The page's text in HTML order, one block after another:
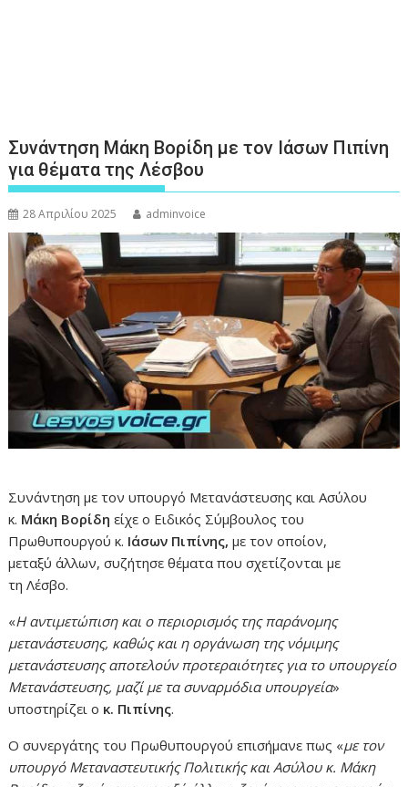
Συνάντηση Μάκη Βορίδη με τον Ιάσων Πιπίνη
για θέματα της Λέσβου
28 Απριλίου 2025 adminvoice
Συνάντηση με τον υπουργό Μετανάστευσης και Ασύλου
κ. Μάκη Βορίδη είχε ο Ειδικός Σύμβουλος του
Πρωθυπουργού κ. Ιάσων Πιπίνης,με τον οποίον,
μεταξύ άλλων, συζήτησε θέματα που σχετίζονται με
τη Λέσβο.
«Η αντιμετώπιση και ο περιορισμός της παράνομης
μετανάστευσης, καθώς και η οργάνωση της νόμιμης
μετανάστευσης αποτελούν προτεραιότητες για το υπουργείο
Μετανάστευσης, μαζί με τα συναρμόδια υπουργεία»
υποστηρίζει ο κ. Πιπίνης.
Ο συνεργάτης του Πρωθυπουργού επισήμανε πως «με τον
υπουργό Μεταναστευτικής Πολιτικής και Ασύλου κ. Μάκη